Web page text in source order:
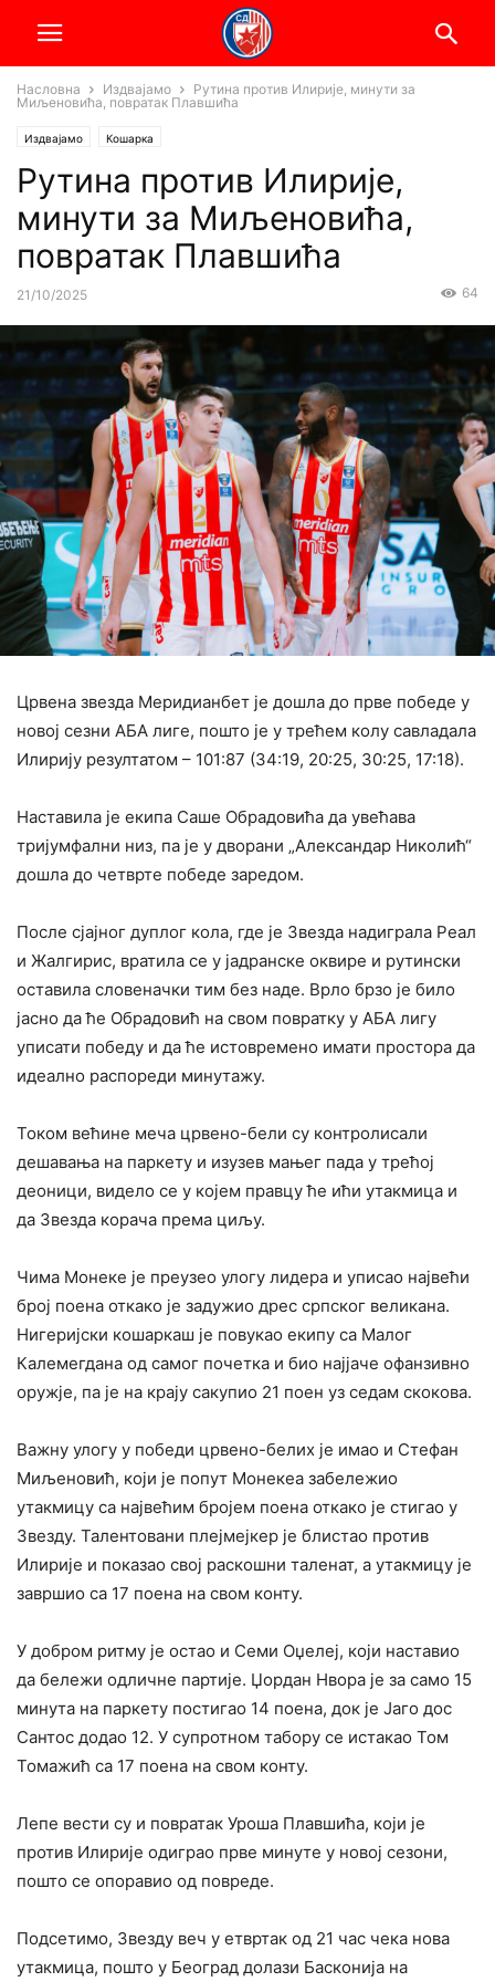
Насловна Издвајамо
Рутина против Илирије, минути за
Миљеновића, повратак Плавшића
Издвајамо Кошарка
Рутина против Илирије,
минути за Миљеновића,
повратак Плавшића
21/10/2025 64
Црвена звезда Меридианбет је дошла до прве победе у
новој сезни АБА лиге, пошто је у трећем колу савладала
Илирију резултатом – 101:87 (34:19, 20:25, 30:25, 17:18).
Наставила је екипа Саше Обрадовића да увећава
тријумфални низ, па је у дворани „Александар Николић“
дошла до четврте победе заредом.
После сјајног дуплог кола, где је Звезда надиграла Реал
и Жалгирис, вратила се у јадранске оквире и рутински
оставила словеначки тим без наде. Врло брзо је било
јасно да ће Обрадовић на свом повратку у АБА лигу
уписати победу и да ће истовремено имати простора да
идеално распореди минутажу.
Током већине меча црвено-бели су контролисали
дешавања на паркету и изузев мањег пада у трећој
деоници, видело се у којем правцу ће ићи утакмица и
да Звезда корача према циљу.
Чима Монеке је преузео улогу лидера и уписао највећи
број поена откако је задужио дрес српског великана.
Нигеријски кошаркаш је повукао екипу са Малог
Калемегдана од самог почетка и био најјаче офанзивно
оружје, па је на крају сакупио 21 поен уз седам скокова.
Важну улогу у победи црвено-белих је имао и Стефан
Миљеновић, који је попут Монекеа забележио
утакмицу са највећим бројем поена откако је стигао у
Звезду. Талентовани плејмејкер је блистао против
Илирије и показао свој раскошни таленат, а утакмицу је
завршио са 17 поена на свом конту.
У добром ритму је остао и Семи Оџелеј, који наставио
да бележи одличне партије. Џордан Нвора је за само 15
минута на паркету постигао 14 поена, док је Јаго дос
Сантос додао 12. У супротном табору се истакао Том
Томажић са 17 поена на свом конту.
Лепе вести су и повратак Уроша Плавшића, који је
против Илирије одиграо прве минуте у новој сезони,
пошто се опоравио од повреде.
Подсетимо, Звезду веч у етвртак од 21 час чека нова
утакмица, пошто у Београд долази Басконија на